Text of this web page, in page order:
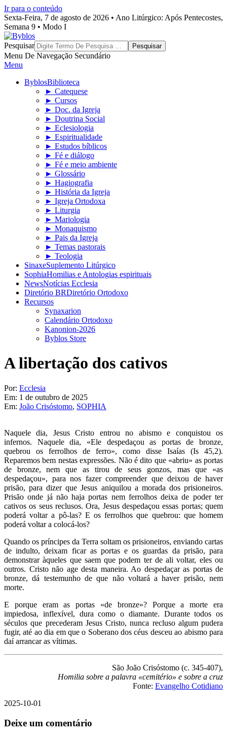
Ir para o conteúdo
Sexta-Feira, 7 de agosto de 2026 • Ano Litúrgico: Após Pentecostes,
Semana 9 • Modo I
Byblos
Pesquisar
Menu De Navegação Secundário
Menu
ByblosBiblioteca
► Catequese
► Cursos
► Doc. da Igreja
► Doutrina Social
► Eclesiologia
► Espiritualidade
► Estudos bíblicos
► Fé e diálogo
► Fé e meio ambiente
► Glossário
► Hagiografia
► História da Igreja
► Igreja Ortodoxa
► Liturgia
► Mariologia
► Monaquismo
► Pais da Igreja
► Temas pastorais
► Teologia
SinaxeSuplemento Litúrgico
SophiaHomilias e Antologias espirituais
NewsNotícias Ecclesia
Diretório BRDiretório Ortodoxo
Recursos
Synaxarion
Calendário Ortodoxo
Kanonion-2026
Byblos Store
A libertação dos cativos
Por: Ecclesia
Em: 1 de outubro de 2025
Em: João Crisóstomo, SOPHIA
Naquele dia, Jesus Cristo entrou no abismo e conquistou os
infernos. Naquele dia, «Ele despedaçou as portas de bronze,
quebrou os ferrolhos de ferro», como disse Isaías (Is 45,2).
Reparemos bem nestas expressões. Não é dito que «abriu» as portas
de bronze, nem que as tirou de seus gonzos, mas que «as
despedaçou», para nos fazer compreender que deixou de haver
prisão, para dizer que Jesus aniquilou a morada dos prisioneiros.
Prisão onde já não haja portas nem ferrolhos deixa de poder ter
cativos os seus reclusos. Ora, Jesus despedaçou essas portas; quem
poderá voltar a pô-las? E os ferrolhos que quebrou: que homem
poderá voltar a colocá-los?
Quando os príncipes da Terra soltam os prisioneiros, enviando cartas
de indulto, deixam ficar as portas e os guardas da prisão, para
demonstrar àqueles que saem que podem ter de ali voltar, eles ou
outros. Cristo não age desta maneira. Ao despedaçar as portas de
bronze, dá testemunho de que não voltará a haver prisão, nem
morte.
E porque eram as portas «de bronze»? Porque a morte era
impiedosa, inflexível, dura como o diamante. Durante todos os
séculos que precederam Jesus Cristo, nunca recluso algum pudera
fugir, até ao dia em que o Soberano dos céus desceu ao abismo para
daí arrancar as vítimas.
São João Crisóstomo (c. 345-407),
Homilia sobre a palavra «cemitério» e sobre a cruz
Fonte: Evangelho Cotidiano
2025-10-01
Deixe um comentário